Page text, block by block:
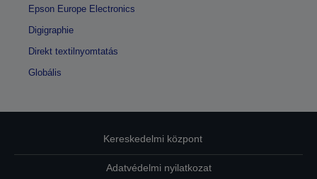
Epson Europe Electronics
Digigraphie
Direkt textilnyomtatás
Globális
Kereskedelmi központ
Adatvédelmi nyilatkozat